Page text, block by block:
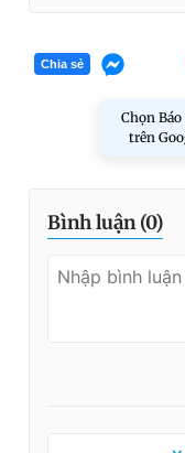
Chia sẻ
Chọn Báo
trên
Bình luận (0)